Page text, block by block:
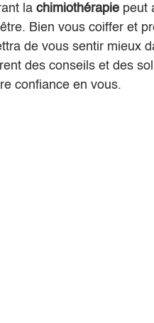
la chimiothérapie peut
Bien vous coiffer et
de vous sentir mieux
des conseils et des
confiance en vous.